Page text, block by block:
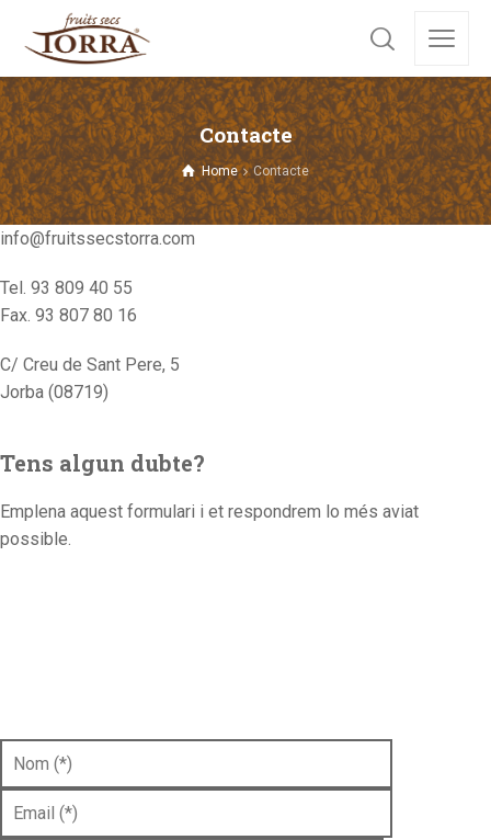
Contacte
Home Contacte
info@fruitssecstorra.com
Tel. 93 809 40 55
Fax. 93 807 80 16
C/ Creu de Sant Pere, 5
Jorba (08719)
Tens algun dubte?
Emplena aquest formulari i et respondrem lo més aviat
possible.